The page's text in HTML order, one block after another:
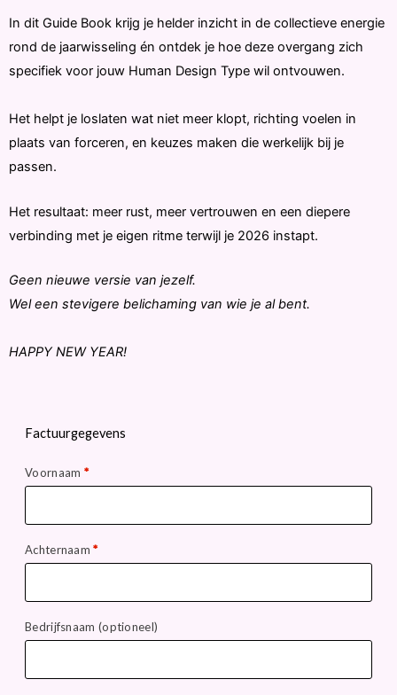
In dit Guide Book krijg je helder inzicht in de collectieve energie
rond de jaarwisseling én ontdek je hoe deze overgang zich
specifiek voor jouw Human Design Type wil ontvouwen.
Het helpt je loslaten wat niet meer klopt, richting voelen in
plaats van forceren, en keuzes maken die werkelijk bij je
passen.
Het resultaat: meer rust, meer vertrouwen en een diepere
verbinding met je eigen ritme terwijl je 2026 instapt.
Geen nieuwe versie van jezelf.
Wel een stevigere belichaming van wie je al bent.
HAPPY NEW YEAR!
Factuurgegevens
Voornaam *
Achternaam*
Bedrijfsnaam (optioneel)